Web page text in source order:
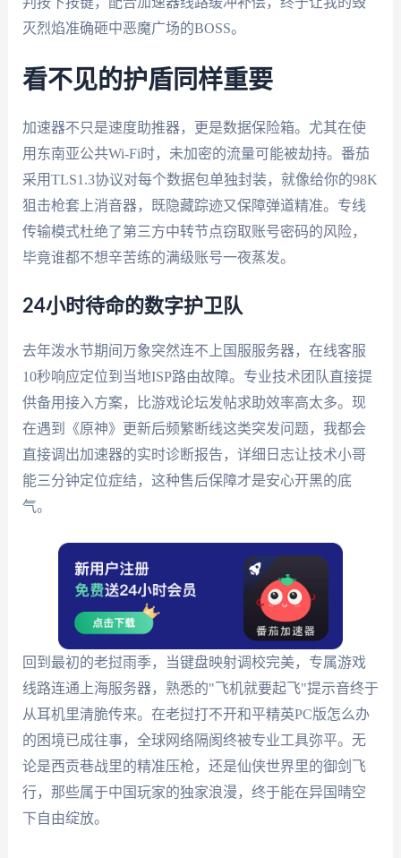
灭烈焰准确砸中恶魔广场的BOSS。
看不见的护盾同样重要
加速器不只是速度助推器，更是数据保险箱。尤其在使
用东南亚公共Wi-Fi时，未加密的流量可能被劫持。番茄
采用TLS1.3协议对每个数据包单独封装，就像给你的98K
狙击枪套上消音器，既隐藏踪迹又保障弹道精准。专线
传输模式杜绝了第三方中转节点窃取账号密码的风险，
毕竟谁都不想辛苦练的满级账号一夜蒸发。
24小时待命的数字护卫队
去年泼水节期间万象突然连不上国服服务器，在线客服
10秒响应定位到当地ISP路由故障。专业技术团队直接提
供备用接入方案，比游戏论坛发帖求助效率高太多。现
在遇到《原神》更新后频繁断线这类突发问题，我都会
直接调出加速器的实时诊断报告，详细日志让技术小哥
能三分钟定位症结，这种售后保障才是安心开黑的底
气。
回到最初的老挝雨季，当键盘映射调校完美，专属游戏
线路连通上海服务器，熟悉的"飞机就要起飞"提示音终于
从耳机里清脆传来。在老挝打不开和平精英PC版怎么办
的困境已成往事，全球网络隔阂终被专业工具弥平。无
论是西贡巷战里的精准压枪，还是仙侠世界里的御剑飞
行，那些属于中国玩家的独家浪漫，终于能在异国晴空
下自由绽放。